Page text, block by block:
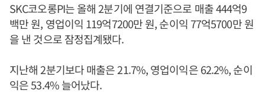
SKC코오롱PI는 올해 2분기에 연결기준으로 매출 444억9
백만 원, 영업이익 119억7200만 원, 순이익 77억5700만 원
을 낸 것으로 잠정집계됐다.
지난해 2분기보다 매출은 21.7%, 영업이익은 62.2%, 순이
익은 53.4% 늘어났다.